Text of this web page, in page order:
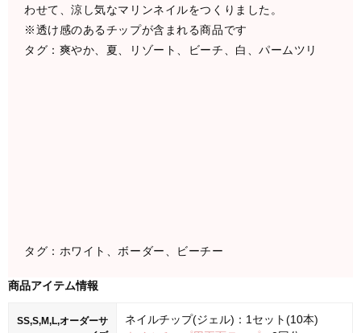
わせて、涼し気なマリンネイルをつくりました。
※透け感のあるチップが含まれる商品です
タグ：爽やか、夏、リゾート、ビーチ、白、パームツリ
タグ：ホワイト、ボーダー、ビーチー
商品アイテム情報
SS,S,M,L,オーダーサ
ネイルチップ(ジェル)：1セット(10本)